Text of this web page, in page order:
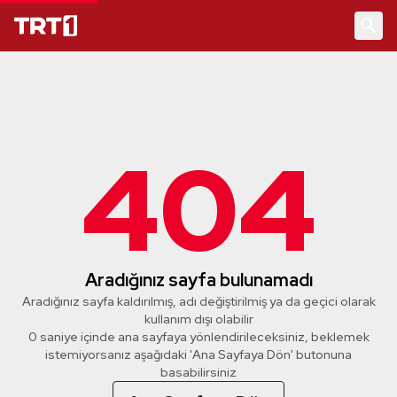
404
Aradığınız sayfa bulunamadı
Aradığınız sayfa kaldırılmış, adı değiştirilmiş ya da geçici olarak
kullanım dışı olabilir
0 saniye içinde ana sayfaya yönlendirileceksiniz, beklemek
istemiyorsanız aşağıdaki 'Ana Sayfaya Dön' butonuna
basabilirsiniz